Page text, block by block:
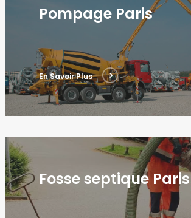
Pompage Paris
En Savoir Plus
Fosse septique Paris